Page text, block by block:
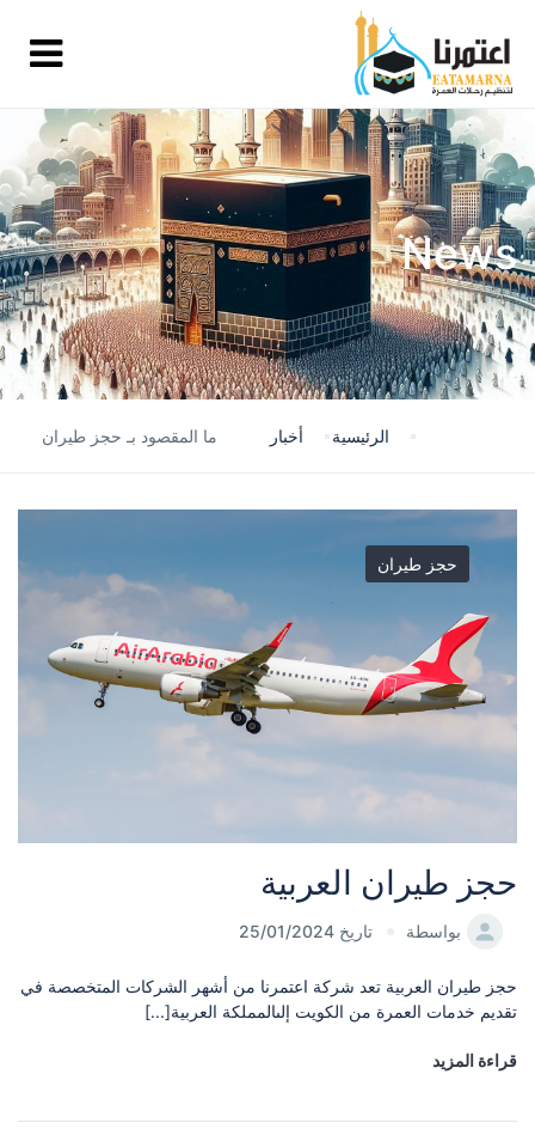
News
الرئيسية أخبار ما المقصود بـ حجز طيران
حجز طيران
حجز طيران العربية
بواسطة تاريخ 25/01/2024
حجز طيران العربية تعد شركة اعتمرنا من أشهر الشركات المتخصصة في
تقديم خدمات العمرة من الكويت إلىالمملكة العربية[...]
قراءة المزيد